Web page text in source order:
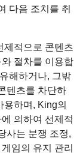
다음 조치를 취
제적으로 콘텐츠
절차를 이용합
해하거나, 그밖
텐츠를 차단하
용하며, King의
의하여 선제적
사는 분쟁 조정,
임의 유지 관리